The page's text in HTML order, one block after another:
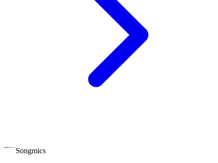
Songmics